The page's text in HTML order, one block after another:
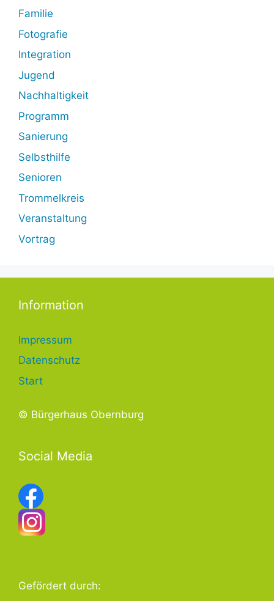
Familie
Fotografie
Integration
Jugend
Nachhaltigkeit
Programm
Sanierung
Selbsthilfe
Senioren
Trommelkreis
Veranstaltung
Vortrag
Information
Impressum
Datenschutz
Start
© Bürgerhaus Obernburg
Social Media
Gefördert durch: